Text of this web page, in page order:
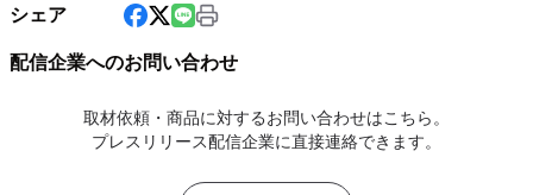
シェア
配信企業へのお問い合わせ
取材依頼・商品に対するお問い合わせはこちら。
プレスリリース配信企業に直接連絡できます。